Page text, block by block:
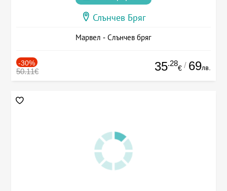
Слънчев Бряг
Марвел - Слънчев бряг
-30%
50.11€ 35.28
€ / 69лв.